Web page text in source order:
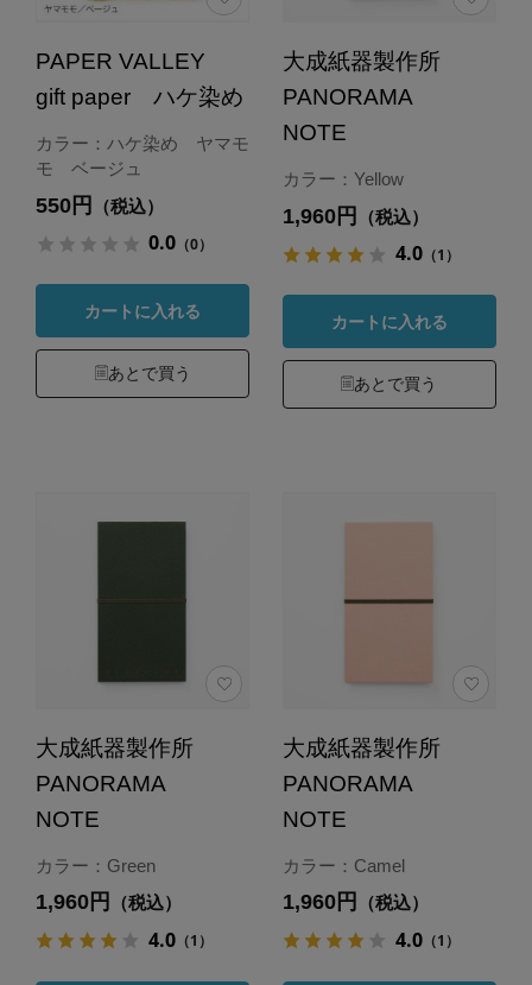
PAPER VALLEY
gift paper ハケ染め
カラー：ハケ染め ヤマモ
モ ベージュ
550円 （税込）
0.0（0）
カートに入れる
あとで買う
大成紙器製作所
PANORAMA
NOTE
カラー：Yellow
1,960円 （税込）
4.0（1）
カートに入れる
あとで買う
大成紙器製作所
PANORAMA
NOTE
カラー：Green
1,960円 （税込）
4.0（1）
大成紙器製作所
PANORAMA
NOTE
カラー：Camel
1,960円 （税込）
4.0（1）